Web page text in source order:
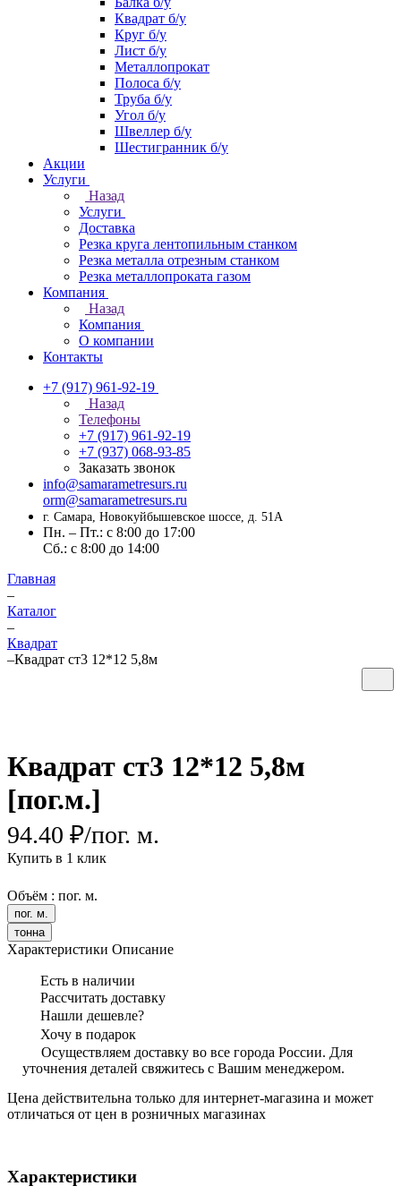
Квадрат б/у
Круг б/у
Лист б/у
Металлопрокат
Полоса б/у
Труба б/у
Угол б/у
Швеллер б/у
Шестигранник б/у
Акции
Услуги
Назад
Услуги
Доставка
Резка круга лентопильным станком
Резка металла отрезным станком
Резка металлопроката газом
Компания
Назад
Компания
О компании
Контакты
+7 (917) 961-92-19
Назад
Телефоны
+7 (917) 961-92-19
+7 (937) 068-93-85
Заказать звонок
info@samarametresurs.ru
orm@samarametresurs.ru
г. Самара, Новокуйбышевское шоссе, д. 51А
Пн. – Пт.: с 8:00 до 17:00
Cб.: с 8:00 до 14:00
Главная
–
Каталог
–
Квадрат
–Квадрат ст3 12*12 5,8м
Квадрат ст3 12*12 5,8м
[пог.м.]
94.40 ₽/пог. м.
Купить в 1 клик
Объём : пог. м.
пог. м.
тонна
Характеристики Описание
Есть в наличии
Рассчитать доставку
Нашли дешевле?
Хочу в подарок
Осуществляем доставку во все города России. Для
уточнения деталей свяжитесь с Вашим менеджером.
Цена действительна только для интернет-магазина и может
отличаться от цен в розничных магазинах
Характеристики